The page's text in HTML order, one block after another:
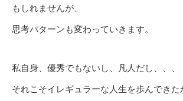
もしれませんが、
思考パターンも変わっていきます。
私自身、優秀でもないし、凡人だし、、、
それこそイレギュラーな人生を歩んできた